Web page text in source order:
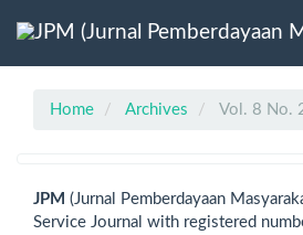
Navigation
Sidebar
Home Archives Vol. 8 No.
JPM (Jurnal Pemberdayaan
Service Journal with registered